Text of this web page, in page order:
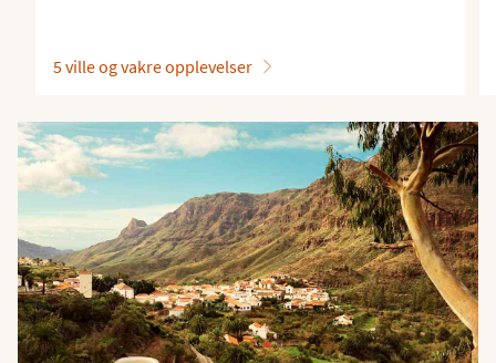
5 ville og vakre opplevelser